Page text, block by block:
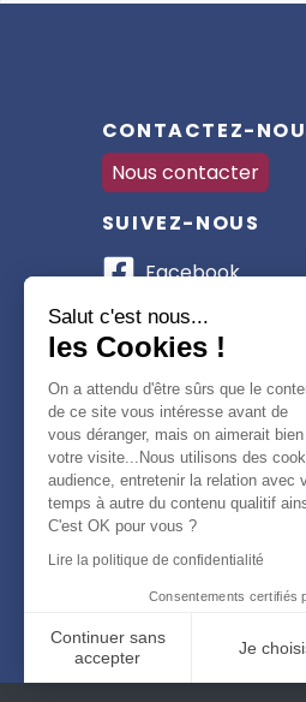
CONTACTEZ-
Nous contacter
SUIVEZ-NOUS
Facebook
Instagram
WhatsApp
TikTok
Conformément à la
Salut c'est nous...
les Cookies !
On a attendu d'être sûrs que le
de ce site vous intéresse avant de
vous déranger, mais on aimerait
votre visite...Nous utilisons des
audience, entretenir la relation avec
temps à autre du contenu qualitif
C'est OK pour vous ?
Lire la politique de confidentialité
Consentements certifiés
Continuer sans
accepter
Je